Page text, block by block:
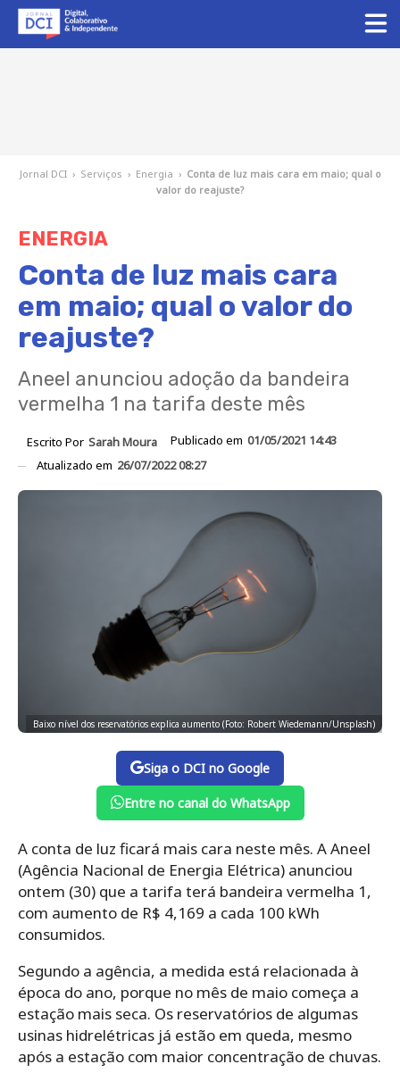
Jornal DCI › Serviços › Energia › Conta de luz mais cara em maio; qual o
valor do reajuste?
ENERGIA
Conta de luz mais cara
em maio; qual o valor do
reajuste?
Aneel anunciou adoção da bandeira
vermelha 1 na tarifa deste mês
Escrito Por Sarah Moura Publicado em 01/05/2021 14:43
Atualizado em 26/07/2022 08:27
Baixo nível dos reservatórios explica aumento (Foto: Robert Wiedemann/Unsplash)
Siga o DCI no Google
Entre no canal do WhatsApp
A conta de luz ficará mais cara neste mês. A Aneel
(Agência Nacional de Energia Elétrica) anunciou
ontem (30) que a tarifa terá bandeira vermelha 1,
com aumento de R$ 4,169 a cada 100 kWh
consumidos.
Segundo a agência, a medida está relacionada à
época do ano, porque no mês de maio começa a
estação mais seca. Os reservatórios de algumas
usinas hidrelétricas já estão em queda, mesmo
após a estação com maior concentração de chuvas.